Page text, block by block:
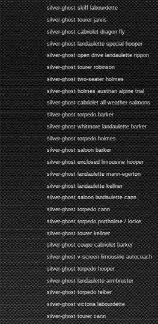
silver-ghost skiff labourdette
silver-ghost tourer jarvis
silver-ghost cabriolet dragon fly
silver-ghost landaulette special hooper
silver-ghost open drive landaulette rippon
silver-ghost tourer robinson
silver-ghost two-seater holmes
silver-ghost holmes austrian alpine trial
silver-ghost cabriolet all-weather salmons
silver-ghost torpedo barker
silver-ghost whitmore landaulette barker
silver-ghost torpedo holmes
silver-ghost saloon barker
silver-ghost enclosed limousine hooper
silver-ghost landaulette mann-egerton
silver-ghost landaulette kellner
silver-ghost saloon landaulette cann
silver-ghost torpedo cann
silver-ghost torpedo portholme / locke
silver-ghost tourer kellner
silver-ghost coupe cabriolet barker
silver-ghost v-screen limousine autocoach
silver-ghost torpedo hooper
silver-ghost landaulette armbruster
silver-ghost torpedo felber
silver-ghost victoria labourdette
silver-ghost tourer cann